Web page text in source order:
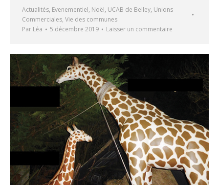
Actualités, Evenementiel, Noël, UCAB de Belley, Unions
Commerciales, Vie des communes
Par Léa 5 décembre 2019 Laisser un commentaire